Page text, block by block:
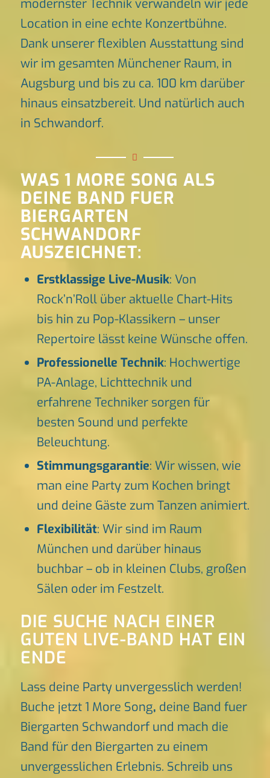
modernster Technik verwandeln wir jede
Location in eine echte Konzertbühne.
Dank unserer flexiblen Ausstattung sind
wir im gesamten Münchener Raum, in
Augsburg und bis zu ca. 100 km darüber
hinaus einsatzbereit. Und natürlich auch
in Schwandorf.
WAS 1 MORE SONG ALS
DEINE BAND FUER
BIERGARTEN
SCHWANDORF
AUSZEICHNET:
Erstklassige Live-Musik: Von
Rock’n’Roll über aktuelle Chart-Hits
bis hin zu Pop-Klassikern – unser
Repertoire lässt keine Wünsche offen.
Professionelle Technik: Hochwertige
PA-Anlage, Lichttechnik und
erfahrene Techniker sorgen für
besten Sound und perfekte
Beleuchtung.
Stimmungsgarantie: Wir wissen, wie
man eine Party zum Kochen bringt
und deine Gäste zum Tanzen animiert.
Flexibilität: Wir sind im Raum
München und darüber hinaus
buchbar – ob in kleinen Clubs, großen
Sälen oder im Festzelt.
DIE SUCHE NACH EINER
GUTEN LIVE-BAND HAT EIN
ENDE
Lass deine Party unvergesslich werden!
Buche jetzt 1 More Song, deine Band fuer
Biergarten Schwandorf und mach die
Band für den Biergarten zu einem
unvergesslichen Erlebnis. Schreib uns